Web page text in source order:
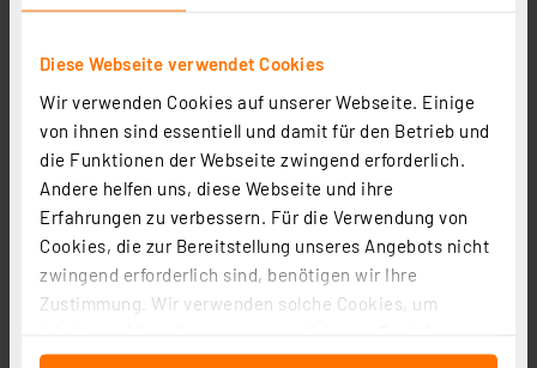
Diese Webseite verwendet Cookies
Wir verwenden Cookies auf unserer Webseite. Einige
von ihnen sind essentiell und damit für den Betrieb und
die Funktionen der Webseite zwingend erforderlich.
Andere helfen uns, diese Webseite und ihre
Erfahrungen zu verbessern. Für die Verwendung von
Cookies, die zur Bereitstellung unseres Angebots nicht
zwingend erforderlich sind, benötigen wir Ihre
Zustimmung. Wir verwenden solche Cookies, um
für soziale Medien anbieten zu können und die Zugriffe
Smart Home Zentrale CCU3, HmIP-CCU3
Artikel-Nr. 151965
2 3 4 5
179,95 €
inkl. MwSt.